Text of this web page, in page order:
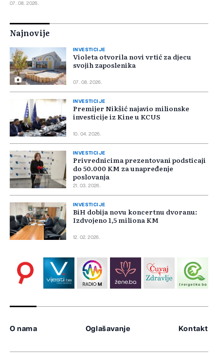
07. 08. 2026.
Najnovije
INVESTICIJE
Violeta otvorila novi vrtić za djecu
svojih zaposlenika
07. 08. 2026.
INVESTICIJE
Premijer Nikšić najavio milionske
investicije iz Kine u KCUS
10. 04. 2026.
INVESTICIJE
Privrednicima prezentovani podsticaji
do 50.000 KM za unapređenje
poslovanja
21. 03. 2026.
INVESTICIJE
BiH dobija novu koncertnu dvoranu:
Izdvojeno 1,5 miliona KM
12. 02. 2026.
O nama Oglašavanje Kontakt